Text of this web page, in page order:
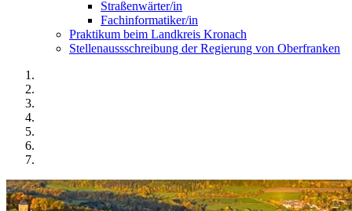
Straßenwärter/in
Fachinformatiker/in
Praktikum beim Landkreis Kronach
Stellenaussschreibung der Regierung von Oberfranken